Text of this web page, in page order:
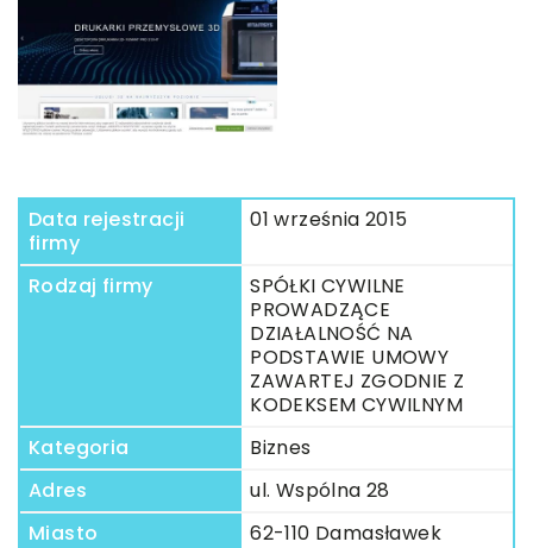
Data rejestracji
firmy
01 września 2015
Rodzaj firmy
SPÓŁKI CYWILNE
PROWADZĄCE
DZIAŁALNOŚĆ NA
PODSTAWIE UMOWY
ZAWARTEJ ZGODNIE Z
KODEKSEM CYWILNYM
Kategoria
Biznes
Adres
ul. Wspólna 28
Miasto
62-110 Damasławek